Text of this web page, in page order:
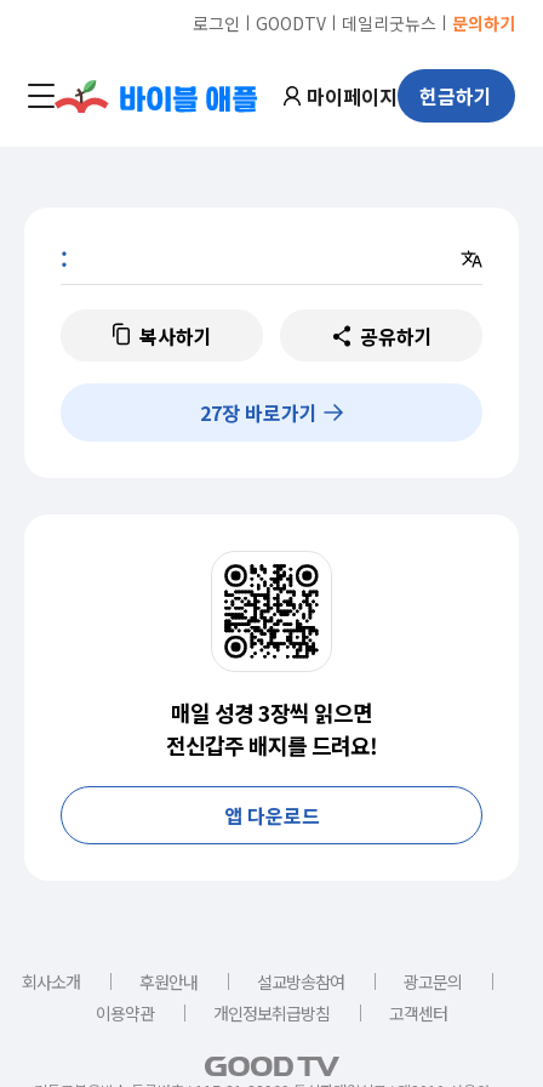
로그인 ㅣ GOODTVㅣ 데일리굿뉴스 ㅣ 문의하기
마이페이지 헌금하기
:
복사하기 공유하기
27장 바로가기
매일 성경 3장씩 읽으면
전신갑주 배지를 드려요!
앱 다운로드
회사소개 ｜ 후원안내 ｜ 설교방송참여 ｜ 광고문의
｜
이용약관
｜ 개인정보취급방침 ｜ 고객센터